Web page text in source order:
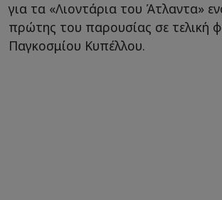
για τα «Λιοντάρια του Άτλαντα»
πρώτης του παρουσίας σε τελική
Παγκοσμίου Κυπέλλου.